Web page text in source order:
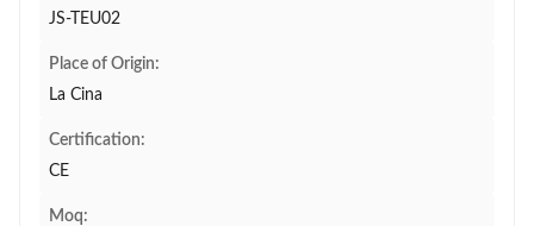
JS-TEU02
Place of Origin:
La Cina
Certification:
CE
Moq: